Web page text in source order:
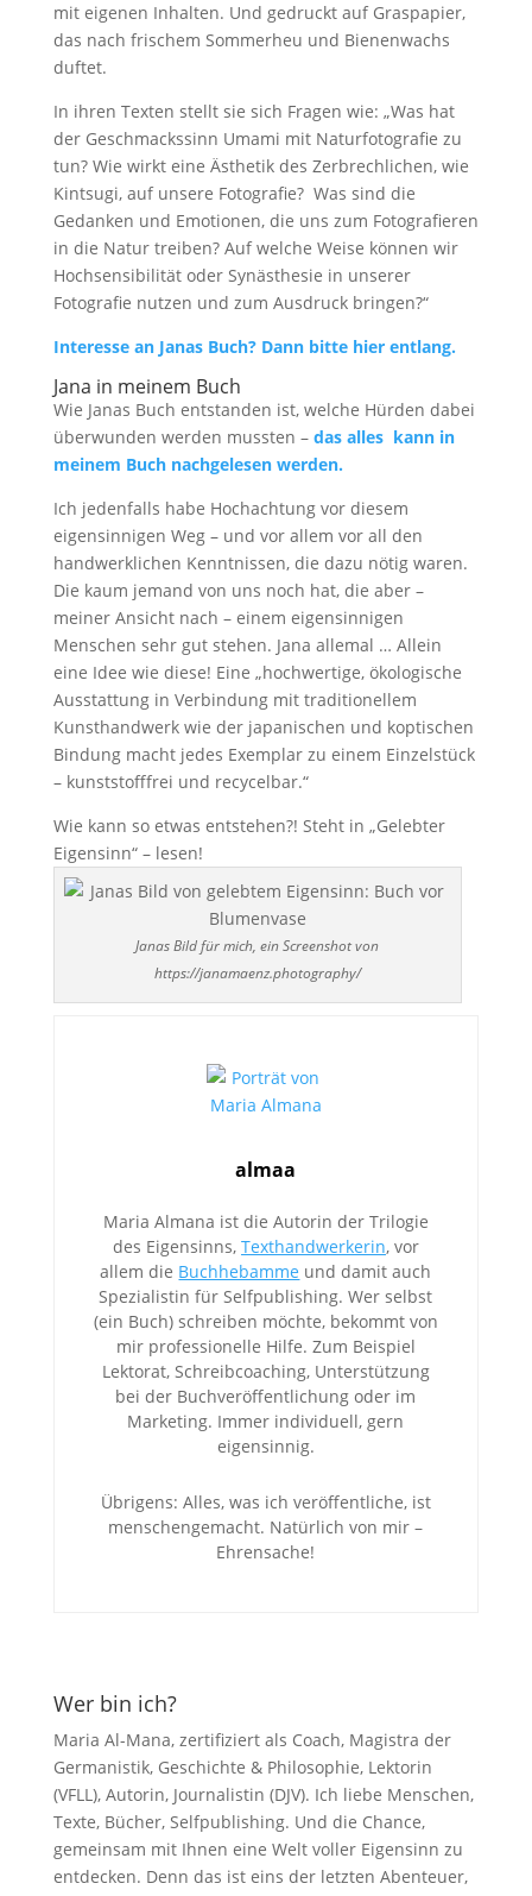
mit eigenen Inhalten. Und gedruckt auf Graspapier,
das nach frischem Sommerheu und Bienenwachs
duftet.
In ihren Texten stellt sie sich Fragen wie: „Was hat
der Geschmackssinn Umami mit Naturfotografie zu
tun? Wie wirkt eine Ästhetik des Zerbrechlichen, wie
Kintsugi, auf unsere Fotografie? Was sind die
Gedanken und Emotionen, die uns zum Fotografieren
in die Natur treiben? Auf welche Weise können wir
Hochsensibilität oder Synästhesie in unserer
Fotografie nutzen und zum Ausdruck bringen?“
Interesse an Janas Buch? Dann bitte hier entlang.
Jana in meinem Buch
Wie Janas Buch entstanden ist, welche Hürden dabei
überwunden werden mussten – das alles kann in
meinem Buch nachgelesen werden.
Ich jedenfalls habe Hochachtung vor diesem
eigensinnigen Weg – und vor allem vor all den
handwerklichen Kenntnissen, die dazu nötig waren.
Die kaum jemand von uns noch hat, die aber –
meiner Ansicht nach – einem eigensinnigen
Menschen sehr gut stehen. Jana allemal … Allein
eine Idee wie diese! Eine „hochwertige, ökologische
Ausstattung in Verbindung mit traditionellem
Kunsthandwerk wie der japanischen und koptischen
Bindung macht jedes Exemplar zu einem Einzelstück
– kunststofffrei und recycelbar.“
Wie kann so etwas entstehen?! Steht in „Gelebter
Eigensinn“ – lesen!
Janas Bild für mich, ein Screenshot von
https://janamaenz.photography/
almaa
Maria Almana ist die Autorin der Trilogie
des Eigensinns, Texthandwerkerin, vor
allem die Buchhebamme und damit auch
Spezialistin für Selfpublishing. Wer selbst
(ein Buch) schreiben möchte, bekommt von
mir professionelle Hilfe. Zum Beispiel
Lektorat, Schreibcoaching, Unterstützung
bei der Buchveröffentlichung oder im
Marketing. Immer individuell, gern
eigensinnig.
Übrigens: Alles, was ich veröffentliche, ist
menschengemacht. Natürlich von mir –
Ehrensache!
Wer bin ich?
Maria Al-Mana, zertifiziert als Coach, Magistra der
Germanistik, Geschichte & Philosophie, Lektorin
(VFLL), Autorin, Journalistin (DJV). Ich liebe Menschen,
Texte, Bücher, Selfpublishing. Und die Chance,
gemeinsam mit Ihnen eine Welt voller Eigensinn zu
entdecken. Denn das ist eins der letzten Abenteuer,